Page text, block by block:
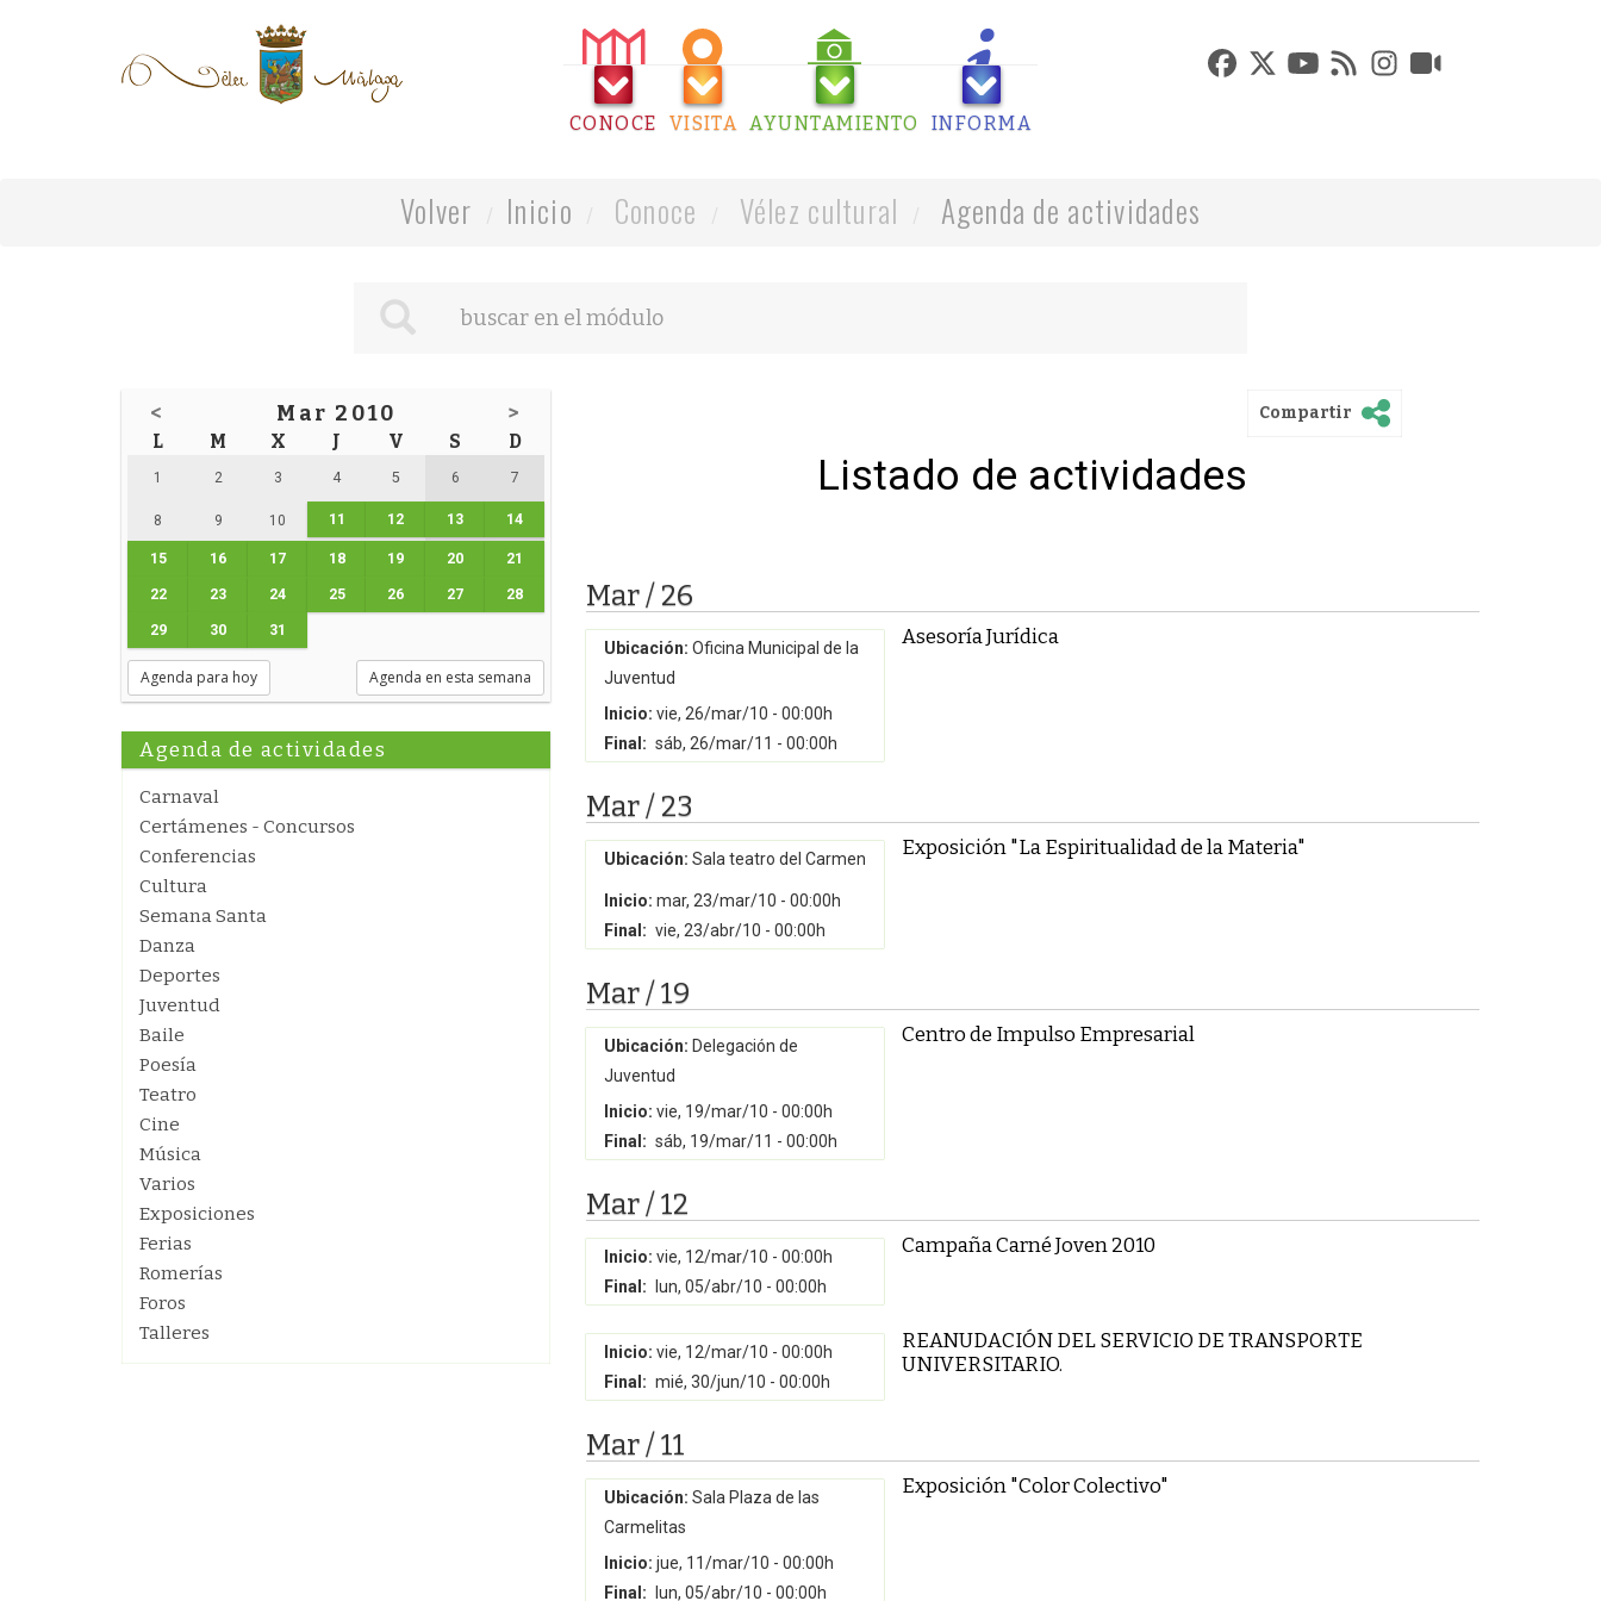
CONOCE VISITA AYUNTAMIENTO INFORMA
Volver Inicio Conoce Vélez cultural Agenda de actividades
< Mar 2010 >
L M X J V S D
1 2 3 4 5 6 7
8 9 10 11 12 13 14
15 16 17 18 19 20 21
22 23 24 25 26 27 28
29 30 31
Agenda para hoy Agenda en esta semana
Agenda de actividades
Carnaval
Certámenes - Concursos
Conferencias
Cultura
Semana Santa
Danza
Deportes
Juventud
Baile
Poesía
Teatro
Cine
Música
Varios
Exposiciones
Ferias
Romerías
Foros
Talleres
Compartir
Listado de actividades
Mar / 26
Ubicación: Oficina Municipal de la
Juventud
Inicio: vie, 26/mar/10 - 00:00h
Final: sáb, 26/mar/11 - 00:00h
Asesoría Jurídica
Mar / 23
Ubicación: Sala teatro del Carmen
Inicio: mar, 23/mar/10 - 00:00h
Final: vie, 23/abr/10 - 00:00h
Exposición "La Espiritualidad de la Materia"
Mar / 19
Ubicación: Delegación de
Juventud
Inicio: vie, 19/mar/10 - 00:00h
Final: sáb, 19/mar/11 - 00:00h
Centro de Impulso Empresarial
Mar / 12
Inicio: vie, 12/mar/10 - 00:00h
Final:
lun, 05/abr/10 - 00:00h
Campaña Carné Joven 2010
Inicio: vie, 12/mar/10 - 00:00h
Final: mié, 30/jun/10 - 00:00h
REANUDACIÓN DEL SERVICIO DE TRANSPORTE
UNIVERSITARIO.
Mar / 11
Ubicación: Sala Plaza de las
Carmelitas
Inicio: jue, 11/mar/10 - 00:00h
Final:
lun, 05/abr/10 - 00:00h
Exposición "Color Colectivo"